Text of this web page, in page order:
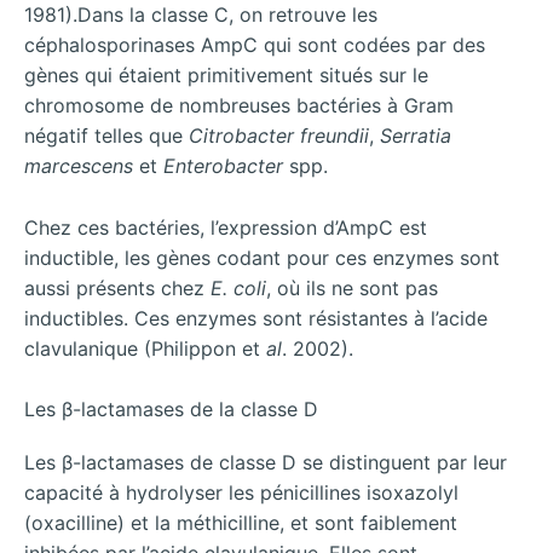
1981).Dans la classe C, on retrouve les
céphalosporinases AmpC qui sont codées par des
gènes qui étaient primitivement situés sur le
chromosome de nombreuses bactéries à Gram
négatif telles que Citrobacter freundii, Serratia
marcescens et Enterobacterspp.
Chez ces bactéries, l’expression d’AmpC est
inductible, les gènes codant pour ces enzymes sont
aussi présents chez E. coli, où ils ne sont pas
inductibles. Ces enzymes sont résistantes à l’acide
clavulanique (Philippon et al. 2002).
Les β-lactamases de la classe D
Les β-lactamases de classe D se distinguent par leur
capacité à hydrolyser les pénicillines isoxazolyl
(oxacilline) et la méthicilline, et sont faiblement